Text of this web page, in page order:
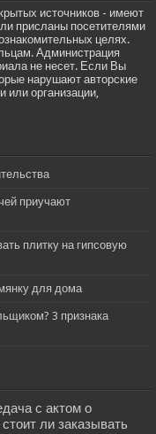
источников - имеют
присланы посетителями
целях.
Администрация
не несет. Если Вы
нарушают авторские
организации,
приучают
плитку на гипсовую
для дома
3 признака
с актом о
ли заказывать